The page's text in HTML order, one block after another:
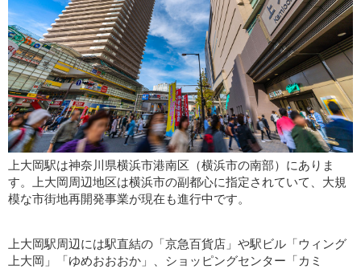
上大岡駅は神奈川県横浜市港南区（横浜市の南部）にありま
す。上大岡周辺地区は横浜市の副都心に指定されていて、大規
模な市街地再開発事業が現在も進行中です。
上大岡駅周辺には駅直結の「京急百貨店」や駅ビル「ウィング
上大岡」「ゆめおおおか」、ショッピングセンター「カミ